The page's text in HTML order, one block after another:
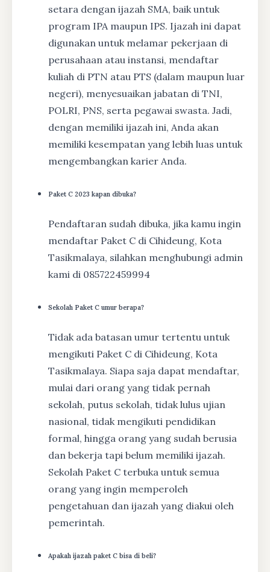
setara dengan ijazah SMA, baik untuk
program IPA maupun IPS. Ijazah ini dapat
digunakan untuk melamar pekerjaan di
perusahaan atau instansi, mendaftar
kuliah di PTN atau PTS (dalam maupun luar
negeri), menyesuaikan jabatan di TNI,
POLRI, PNS, serta pegawai swasta. Jadi,
dengan memiliki ijazah ini, Anda akan
memiliki kesempatan yang lebih luas untuk
mengembangkan karier Anda.
Paket C 2023 kapan dibuka?
Pendaftaran sudah dibuka, jika kamu ingin
mendaftar Paket C di Cihideung, Kota
Tasikmalaya, silahkan menghubungi admin
kami di 085722459994
Sekolah Paket C umur berapa?
Tidak ada batasan umur tertentu untuk
mengikuti Paket C di Cihideung, Kota
Tasikmalaya. Siapa saja dapat mendaftar,
mulai dari orang yang tidak pernah
sekolah, putus sekolah, tidak lulus ujian
nasional, tidak mengikuti pendidikan
formal, hingga orang yang sudah berusia
dan bekerja tapi belum memiliki ijazah.
Sekolah Paket C terbuka untuk semua
orang yang ingin memperoleh
pengetahuan dan ijazah yang diakui oleh
pemerintah.
Apakah ijazah paket C bisa di beli?